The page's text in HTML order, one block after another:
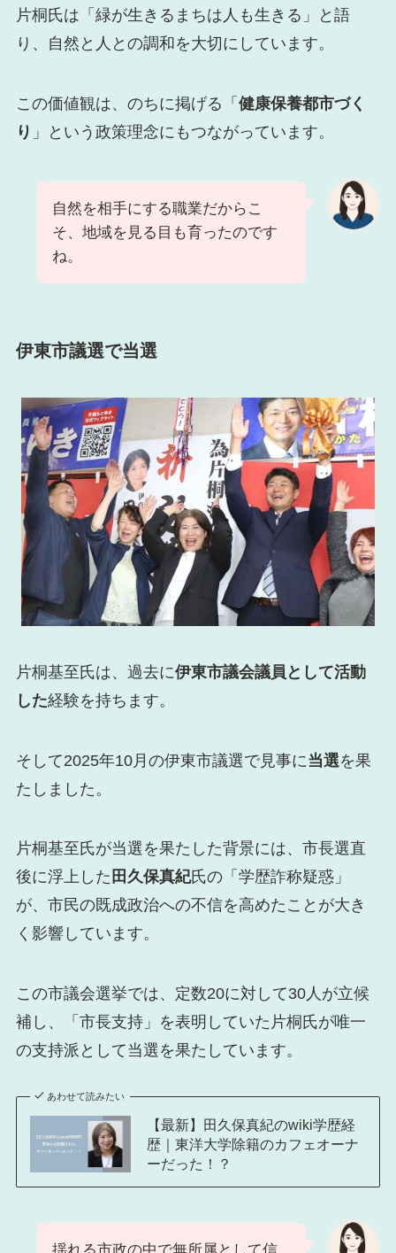
片桐氏は「緑が生きるまちは人も生きる」と語
り、自然と人との調和を大切にしています。
この価値観は、のちに掲げる「 健康保養都市づく
り 」という政策理念にもつながっています。
自然を相手にする職業だからこ
そ、地域を見る目も育ったのです
ね。
伊東市議選で当選
片桐基至氏は、過去に伊東市議会議員として活動
した経験を持ちます。
そして2025年10月の伊東市議選で見事に当選を果
たしました。
片桐基至氏が当選を果たした背景には、市長選直
後に浮上した 田久保真紀氏の「学歴詐称疑惑」
が、市民の既成政治への不信を高めたことが大き
く影響しています。
この市議会選挙では、定数20に対して30人が立候
補し、「市長支持」を表明していた片桐氏が唯一
の支持派として当選を果たしています。
あわせて読みたい
【最新】田久保真紀のwiki学歴経
歴｜東洋大学除籍のカフェオーナ
ーだった！？